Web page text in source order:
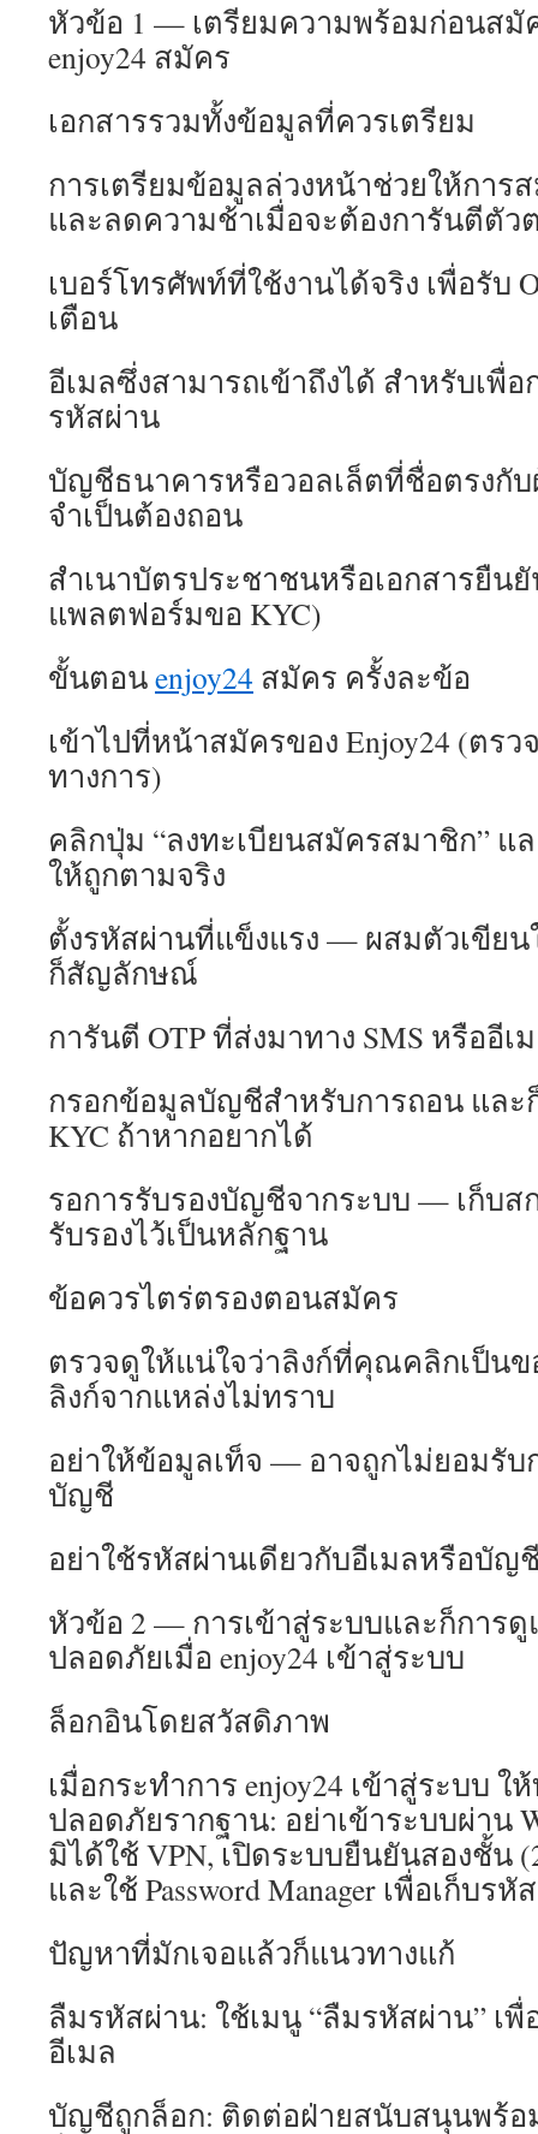
หัวข้อ 1 — เตรียมความพร้อมก่อนส
enjoy24 สมัคร
เอกสารรวมทั้งข้อมูลที่ควรเตรียม
การเตรียมข้อมูลล่วงหน้าช่วยให้การ
และลดความช้าเมื่อจะต้องการันตีตัว
เบอร์โทรศัพท์ที่ใช้งานได้จริง เพื่อรับ
เตือน
อีเมลซึ่งสามารถเข้าถึงได้ สำหรับเพื่
รหัสผ่าน
บัญชีธนาคารหรือวอลเล็ตที่ชื่อตรงกั
จำเป็นต้องถอน
สำเนาบัตรประชาชนหรือเอกสารยืน
แพลตฟอร์มขอ KYC)
ขั้นตอนenjoy24 สมัคร ครั้งละข้อ
เข้าไปที่หน้าสมัครของ Enjoy24 (ตรว
ทางการ)
คลิกปุ่ม “ลงทะเบียนสมัครสมาชิก” แ
ให้ถูกตามจริง
ตั้งรหัสผ่านที่แข็งแรง — ผสมตัวเขียน
ก็สัญลักษณ์
การันตี OTP ที่ส่งมาทาง SMS หรืออีเ
กรอกข้อมูลบัญชีสำหรับการถอน และ
KYC ถ้าหากอยากได้
รอการรับรองบัญชีจากระบบ — เก็บส
รับรองไว้เป็นหลักฐาน
ข้อควรไตร่ตรองตอนสมัคร
ตรวจดูให้แน่ใจว่าลิงก์ที่คุณคลิกเป็นข
ลิงก์จากแหล่งไม่ทราบ
อย่าให้ข้อมูลเท็จ — อาจถูกไม่ยอมรั
บัญชี
อย่าใช้รหัสผ่านเดียวกับอีเมลหรือบัญ
หัวข้อ 2 — การเข้าสู่ระบบและก็การ
ปลอดภัยเมื่อ enjoy24 เข้าสู่ระบบ
ล็อกอินโดยสวัสดิภาพ
เมื่อกระทำการ enjoy24 เข้าสู่ระบบ
ปลอดภัยรากฐาน: อย่าเข้าระบบผ่าน
มิได้ใช้ VPN, เปิดระบบยืนยันสองชั้น
และใช้ Password Manager เพื่อเก็บ
ปัญหาที่มักเจอแล้วก็แนวทางแก้
ลืมรหัสผ่าน: ใช้เมนู “ลืมรหัสผ่าน” เพื่
อีเมล
บัญชีถูกล็อก: ติดต่อฝ่ายสนับสนุนพร้อ